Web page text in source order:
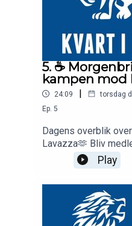
5. ☕️
kampen mod
24:09 | torsdag
Ep. 5
Dagens overblik
Lavazza🫶 Bliv
adgang til vores
podcasts:
på vores Youtube-
https://
podcasten:Spotify:
Play